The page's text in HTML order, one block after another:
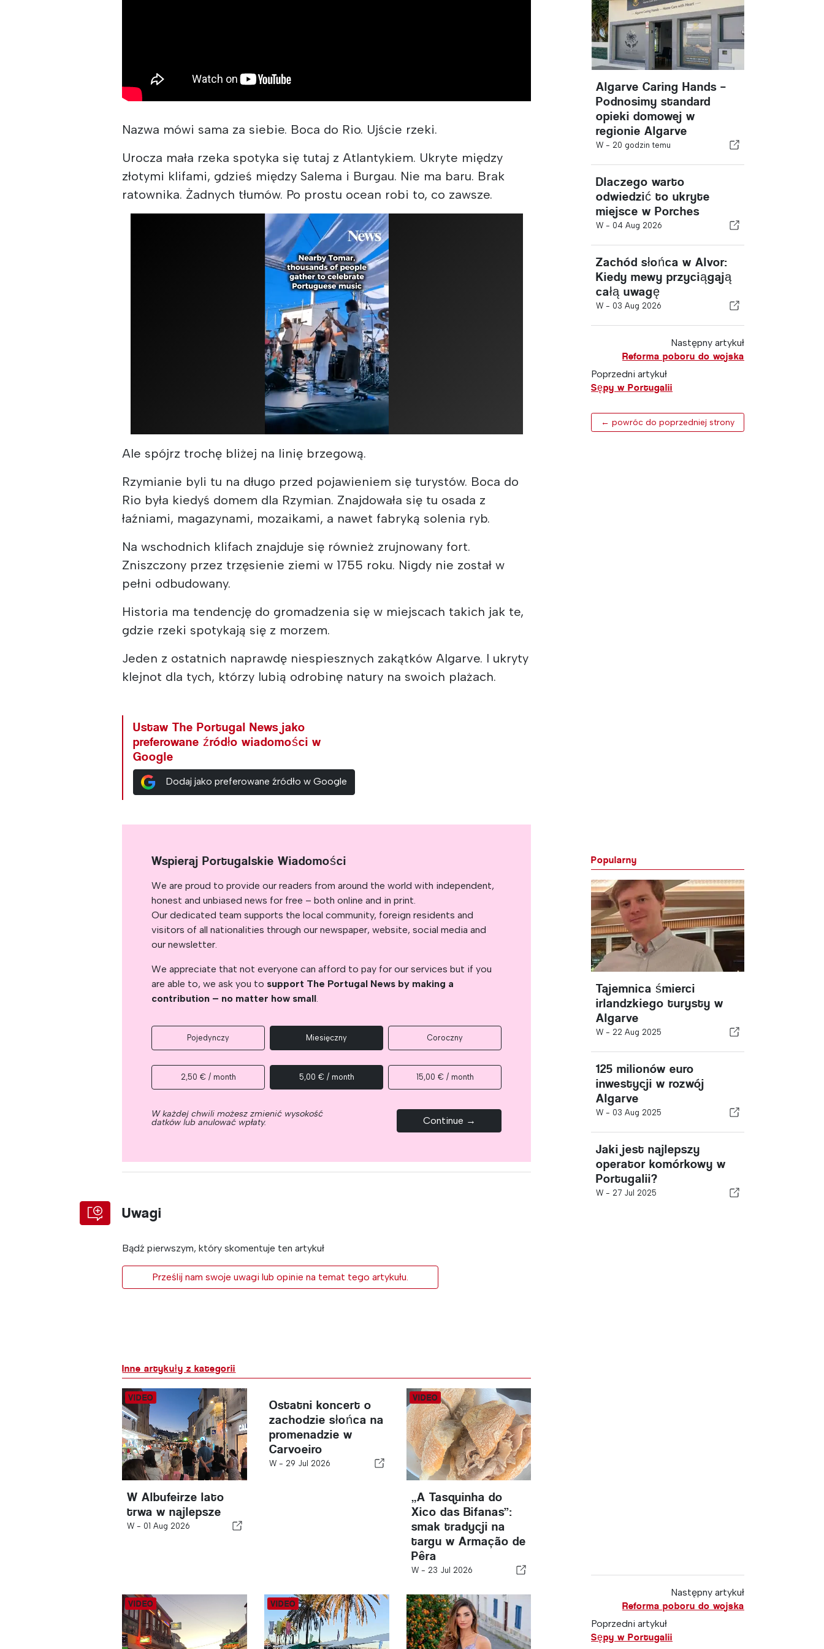
Nazwa mówi sama za siebie. Boca do Rio. Ujście rzeki.
Urocza mała rzeka spotyka się tutaj z Atlantykiem. Ukryte między
złotymi klifami, gdzieś między Salema i Burgau. Nie ma baru. Brak
ratownika. Żadnych tłumów. Po prostu ocean robi to, co zawsze.
Ale spójrz trochę bliżej na linię brzegową.
Rzymianie byli tu na długo przed pojawieniem się turystów. Boca do
Rio była kiedyś domem dla Rzymian. Znajdowała się tu osada z
łaźniami, magazynami, mozaikami, a nawet fabryką solenia ryb.
Na wschodnich klifach znajduje się również zrujnowany fort.
Zniszczony przez trzęsienie ziemi w 1755 roku. Nigdy nie został w
pełni odbudowany.
Historia ma tendencję do gromadzenia się w miejscach takich jak te,
gdzie rzeki spotykają się z morzem.
Jeden z ostatnich naprawdę niespiesznych zakątków Algarve. I ukryty
klejnot dla tych, którzy lubią odrobinę natury na swoich plażach.
Ustaw The Portugal News jako
preferowane źródło wiadomości w
Google
Dodaj jako preferowane źródło w Google
Algarve Caring Hands –
Podnosimy standard
opieki domowej w
regionie Algarve
W - 20 godzin temu
Dlaczego warto
odwiedzić to ukryte
miejsce w Porches
W - 04 Aug 2026
Zachód słońca w Alvor:
Kiedy mewy przyciągają
całą uwagę
W - 03 Aug 2026
Następny artykuł
Reforma poboru do wojska
Poprzedni artykuł
Sępy w Portugalii
← powróc do poprzedniej strony
Wspieraj Portugalskie Wiadomości
We are proud to provide our readers from around the world with independent,
honest and unbiased news for free – both online and in print.
Our dedicated team supports the local community, foreign residents and
visitors of all nationalities through our newspaper, website, social media and
our newsletter.
We appreciate that not everyone can afford to pay for our services but if you
are able to, we ask you to support The Portugal News by making a
contribution – no matter how small.
Pojedynczy Miesięczny Coroczny
2,50 € / month 5,00 € / month 15,00 € / month
W każdej chwili możesz zmienić wysokość
datków lub anulować wpłaty. Continue →
Uwagi
Bądź pierwszym, który skomentuje ten artykuł
Prześlij nam swoje uwagi lub opinie na temat tego artykułu.
Popularny
Tajemnica śmierci
irlandzkiego turysty w
Algarve
W - 22 Aug 2025
125 milionów euro
inwestycji w rozwój
Algarve
W - 03 Aug 2025
Jaki jest najlepszy
operator komórkowy w
Portugalii?
W - 27 Jul 2025
Inne artykuły z kategorii
W Albufeirze lato
trwa w najlepsze
W - 01 Aug 2026
Ostatni koncert o
zachodzie słońca na
promenadzie w
Carvoeiro
W - 29 Jul 2026
„A Tasquinha do
Xico das Bifanas”:
smak tradycji na
targu w Armação de
Pêra
W - 23 Jul 2026
Następny artykuł
Reforma poboru do wojska
Poprzedni artykuł
Sępy w Portugalii